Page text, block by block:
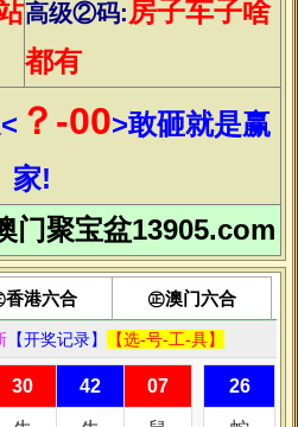
育儿 情感
减肥
养生
和大浴缸塞进28平米蜗
养生| 点击：4次
们想把家庭影院、健身房、大浴缸
居里，这可能吗？